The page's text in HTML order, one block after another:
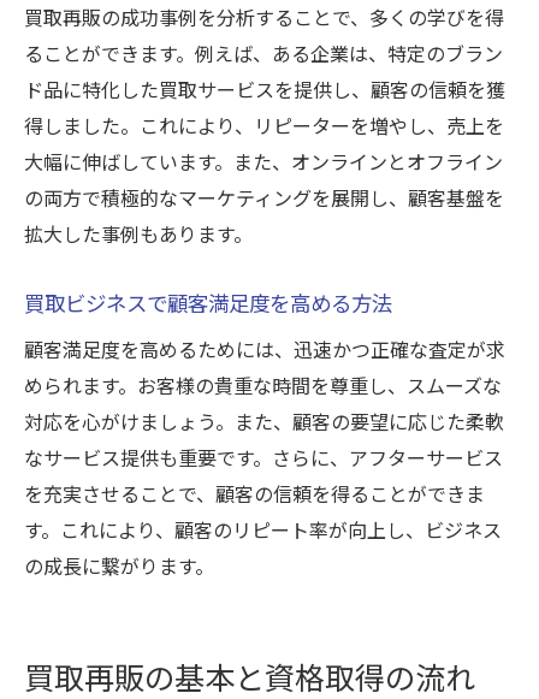
買取再販の成功事例を分析することで、多くの学びを得
ることができます。例えば、ある企業は、特定のブラン
ド品に特化した買取サービスを提供し、顧客の信頼を獲
得しました。これにより、リピーターを増やし、売上を
大幅に伸ばしています。また、オンラインとオフライン
の両方で積極的なマーケティングを展開し、顧客基盤を
拡大した事例もあります。
買取ビジネスで顧客満足度を高める方法
顧客満足度を高めるためには、迅速かつ正確な査定が求
められます。お客様の貴重な時間を尊重し、スムーズな
対応を心がけましょう。また、顧客の要望に応じた柔軟
なサービス提供も重要です。さらに、アフターサービス
を充実させることで、顧客の信頼を得ることができま
す。これにより、顧客のリピート率が向上し、ビジネス
の成長に繋がります。
買取再販の基本と資格取得の流れ